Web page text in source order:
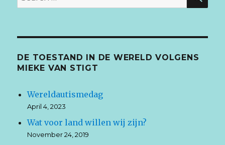
for:
DE TOESTAND IN DE WERELD VOLGENS
MIEKE VAN STIGT
Wereldautismedag
April 4, 2023
Wat voor land willen wij zijn?
November 24, 2019